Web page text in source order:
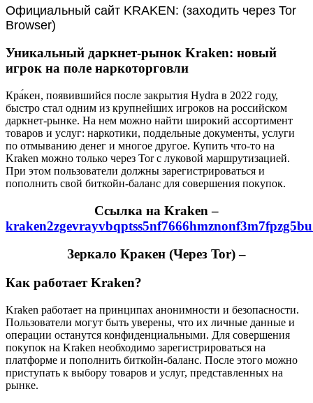
Официальный сайт KRAKEN: (заходить через Tor
Browser)
Уникальный даркнет-рынок Kraken: новый
игрок на поле наркоторговли
Кра́кен, появившийся после закрытия Hydra в 2022 году,
быстро стал одним из крупнейших игроков на российском
даркнет-рынке. На нем можно найти широкий ассортимент
товаров и услуг: наркотики, поддельные документы, услуги
по отмыванию денег и многое другое. Купить что-то на
Kraken можно только через Tor с луковой маршрутизацией.
При этом пользователи должны зарегистрироваться и
пополнить свой биткойн-баланс для совершения покупок.
Cсылка на Kraken –
Зеркало Кракен (Через Tor) –
Как работает Kraken?
Kraken работает на принципах анонимности и безопасности.
Пользователи могут быть уверены, что их личные данные и
операции останутся конфиденциальными. Для совершения
покупок на Kraken необходимо зарегистрироваться на
платформе и пополнить биткойн-баланс. После этого можно
приступать к выбору товаров и услуг, представленных на
рынке.